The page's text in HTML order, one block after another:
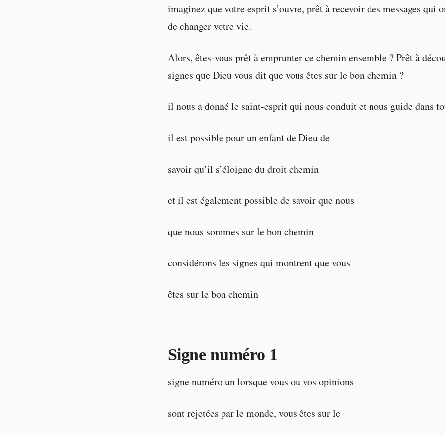
imaginez que votre esprit s’ouvre, prêt à recevoir des messages qui
de changer votre vie.
Alors, êtes-vous prêt à emprunter ce chemin ensemble ? Prêt à
signes que Dieu vous dit que vous êtes sur le bon chemin ?
il nous a donné le saint-esprit qui nous conduit et nous guide dans
il est possible pour un enfant de Dieu de
savoir qu’il s’éloigne du droit chemin
et il est également possible de savoir que nous
que nous sommes sur le bon chemin
considérons les signes qui montrent que vous
êtes sur le bon chemin
Signe numéro 1
signe numéro un lorsque vous ou vos opinions
sont rejetées par le monde, vous êtes sur le